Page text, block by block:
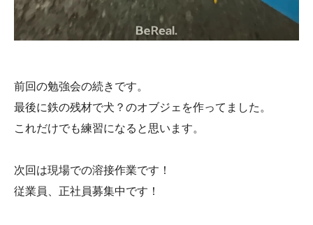
前回の勉強会の続きです。
最後に鉄の残材で犬？のオブジェを作ってました。
これだけでも練習になると思います。
次回は現場での溶接作業です！
従業員、正社員募集中です！